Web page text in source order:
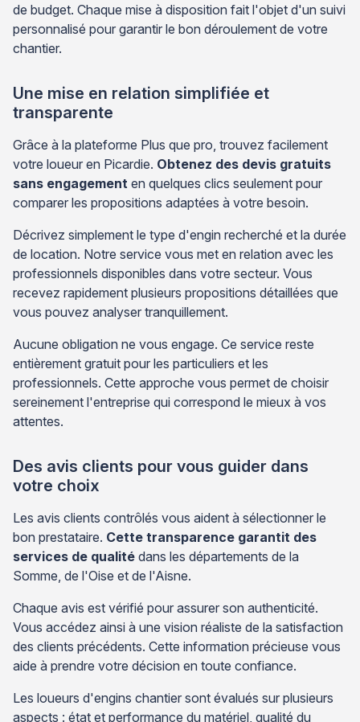
de budget. Chaque mise à disposition fait l'objet d'un suivi
personnalisé pour garantir le bon déroulement de votre
chantier.
Une mise en relation simplifiée et
transparente
Grâce à la plateforme Plus que pro, trouvez facilement
votre loueur en Picardie. Obtenez des devis gratuits
sans engagement en quelques clics seulement pour
comparer les propositions adaptées à votre besoin.
Décrivez simplement le type d'engin recherché et la durée
de location. Notre service vous met en relation avec les
professionnels disponibles dans votre secteur. Vous
recevez rapidement plusieurs propositions détaillées que
vous pouvez analyser tranquillement.
Aucune obligation ne vous engage. Ce service reste
entièrement gratuit pour les particuliers et les
professionnels. Cette approche vous permet de choisir
sereinement l'entreprise qui correspond le mieux à vos
attentes.
Des avis clients pour vous guider dans
votre choix
Les avis clients contrôlés vous aident à sélectionner le
bon prestataire. Cette transparence garantit des
services de qualité dans les départements de la
Somme, de l'Oise et de l'Aisne.
Chaque avis est vérifié pour assurer son authenticité.
Vous accédez ainsi à une vision réaliste de la satisfaction
des clients précédents. Cette information précieuse vous
aide à prendre votre décision en toute confiance.
Les loueurs d'engins chantier sont évalués sur plusieurs
aspects : état et performance du matériel, qualité du